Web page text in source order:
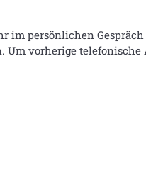
im persönlichen
Um vorherige